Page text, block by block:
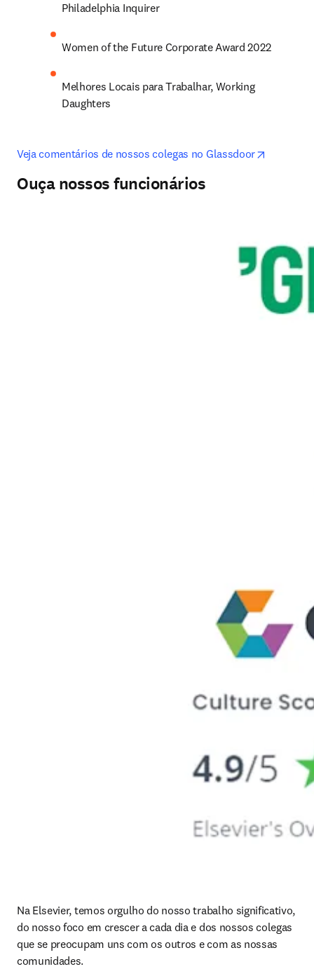
Philadelphia Inquirer
Women of the Future Corporate Award 2022
Melhores Locais para Trabalhar, Working
Daughters
Veja comentários de nossos colegas no Glassdoor
Ouça nossos funcionários
Na Elsevier, temos orgulho do nosso trabalho significativo,
do nosso foco em crescer a cada dia e dos nossos colegas
que se preocupam uns com os outros e com as nossas
comunidades.